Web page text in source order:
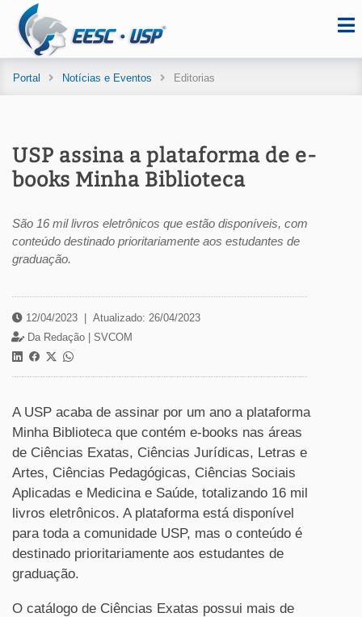
Portal Notícias e Eventos Editorias
USP assina a plataforma de e-
books Minha Biblioteca
São 16 mil livros eletrônicos que estão disponíveis, com
conteúdo destinado prioritariamente aos estudantes de
graduação.
12/04/2023
Atualizado: 26/04/2023
Da Redação | SVCOM
A USP acaba de assinar por um ano a plataforma
Minha Biblioteca que contém e-books nas áreas
de Ciências Exatas, Ciências Jurídicas, Letras e
Artes, Ciências Pedagógicas, Ciências Sociais
Aplicadas e Medicina e Saúde, totalizando 16 mil
livros eletrônicos. A plataforma está disponível
para toda a comunidade USP, mas o conteúdo é
destinado prioritariamente aos estudantes de
graduação.
O catálogo de Ciências Exatas possui mais de